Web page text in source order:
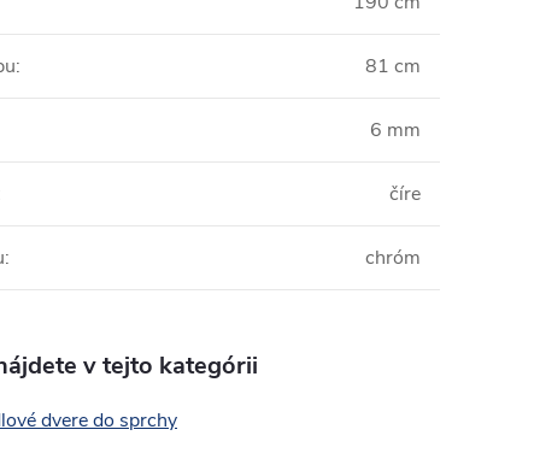
: 81 cm
6 mm
číre
: chróm
v tejto kategórii
dvere do sprchy